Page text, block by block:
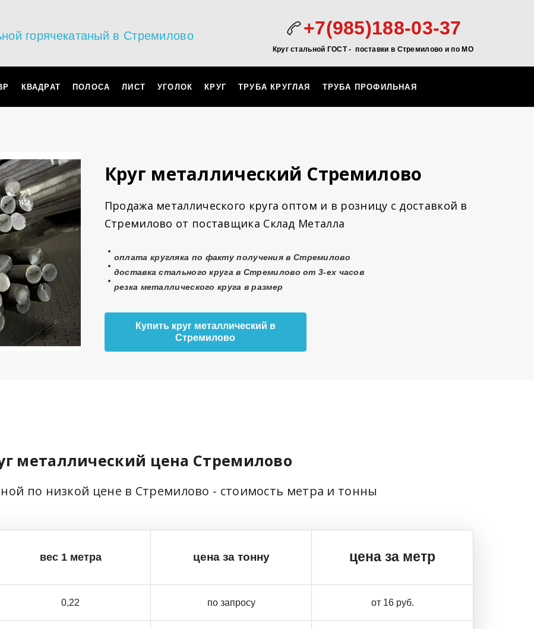
горячекатаный в Стремилово +7(985)188-03-37
Круг стальной ГОСТ - поставки в Стремилово и по МО
КВАДРАТ ПОЛОСА ЛИСТ УГОЛОК КРУГ ТРУБА КРУГЛАЯ ТРУБА ПРОФИЛЬНАЯ
Круг металлический Стремилово
Продажа металлического круга оптом и в розницу с доставкой в
Стремилово от поставщика Склад Металла
оплата кругляка по факту получения в Стремилово
доставка стального круга в Стремилово от 3-ех часов
резка металлического круга в размер
Купить круг металлический в
Стремилово
металлический цена Стремилово
по низкой цене в Стремилово - стоимость метра и тонны
вес 1 метра цена за тонну цена за метр
0,22 по запросу от 16 руб.